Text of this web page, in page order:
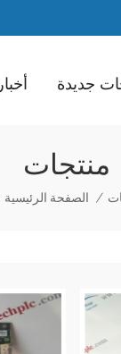
أخبار جديدة
منتجات
الصفحة الرئيسية /